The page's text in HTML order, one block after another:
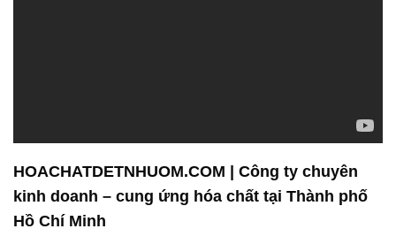
HOACHATDETNHUOM.COM | Công ty chuyên
kinh doanh – cung ứng hóa chất tại Thành phố
Hồ Chí Minh